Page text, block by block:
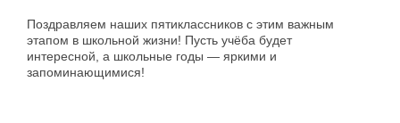
Поздравляем наших пятиклассников с этим важным
этапом в школьной жизни! Пусть учёба будет
интересной, а школьные годы — яркими и
запоминающимися!